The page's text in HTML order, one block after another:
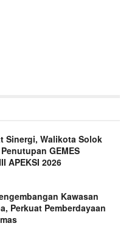
Sinergi, Walikota Solok
GEMES
APEKSI 2026
Kawasan
Perkuat Pemberdayaan